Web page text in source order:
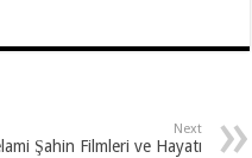
Next
Şahin Filmleri ve Hayatı